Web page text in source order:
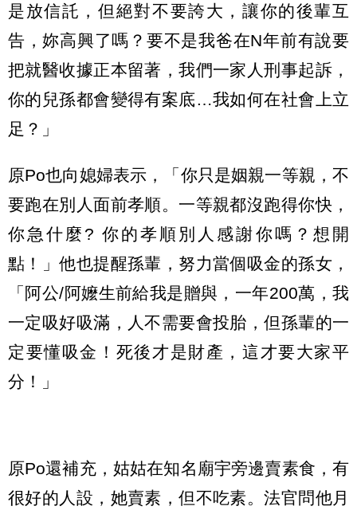
是放信託，但絕對不要誇大，讓你的後輩互
告，妳高興了嗎？要不是我爸在N年前有說要
把就醫收據正本留著，我們一家人刑事起訴，
你的兒孫都會變得有案底…我如何在社會上立
足？」
原Po也向媳婦表示，「你只是姻親一等親，不
要跑在別人面前孝順。一等親都沒跑得你快，
你急什麼? 你的孝順別人感謝你嗎？想開
點！」他也提醒孫輩，努力當個吸金的孫女，
「阿公/阿嬤生前給我是贈與，一年200萬，我
一定吸好吸滿，人不需要會投胎，但孫輩的一
定要懂吸金！死後才是財產，這才要大家平
分！」
原Po還補充，姑姑在知名廟宇旁邊賣素食，有
很好的人設，她賣素，但不吃素。法官問他月